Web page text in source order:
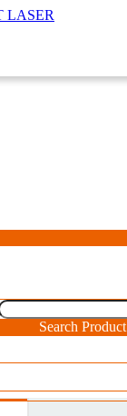
Search Product